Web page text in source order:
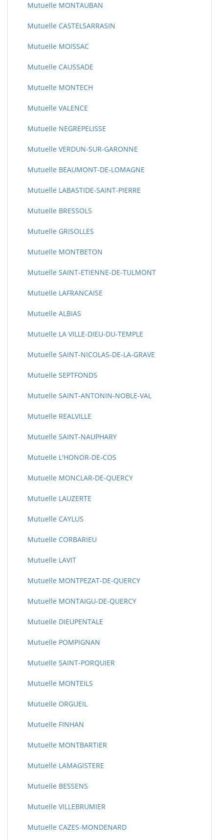
Mutuelle MONTAUBAN
Mutuelle CASTELSARRASIN
Mutuelle MOISSAC
Mutuelle CAUSSADE
Mutuelle MONTECH
Mutuelle VALENCE
Mutuelle NEGREPELISSE
Mutuelle VERDUN-SUR-GARONNE
Mutuelle BEAUMONT-DE-LOMAGNE
Mutuelle LABASTIDE-SAINT-PIERRE
Mutuelle BRESSOLS
Mutuelle GRISOLLES
Mutuelle MONTBETON
Mutuelle SAINT-ETIENNE-DE-TULMONT
Mutuelle LAFRANCAISE
Mutuelle ALBIAS
Mutuelle LA VILLE-DIEU-DU-TEMPLE
Mutuelle SAINT-NICOLAS-DE-LA-GRAVE
Mutuelle SEPTFONDS
Mutuelle SAINT-ANTONIN-NOBLE-VAL
Mutuelle REALVILLE
Mutuelle SAINT-NAUPHARY
Mutuelle L'HONOR-DE-COS
Mutuelle MONCLAR-DE-QUERCY
Mutuelle LAUZERTE
Mutuelle CAYLUS
Mutuelle CORBARIEU
Mutuelle LAVIT
Mutuelle MONTPEZAT-DE-QUERCY
Mutuelle MONTAIGU-DE-QUERCY
Mutuelle DIEUPENTALE
Mutuelle POMPIGNAN
Mutuelle SAINT-PORQUIER
Mutuelle MONTEILS
Mutuelle ORGUEIL
Mutuelle FINHAN
Mutuelle MONTBARTIER
Mutuelle LAMAGISTERE
Mutuelle BESSENS
Mutuelle VILLEBRUMIER
Mutuelle CAZES-MONDENARD